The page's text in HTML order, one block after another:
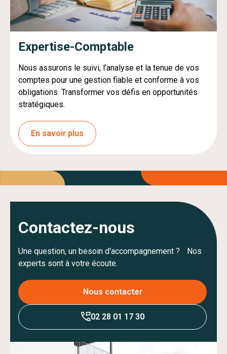
Expertise-Comptable
Nous assurons le suivi, l’analyse et la tenue de vos
comptes pour une gestion fiable et conforme à vos
obligations. Transformer vos défis en opportunités
stratégiques.
En savoir plus
Contactez-nous
Une question, un besoin d'accompagnement ? Nos
experts sont à votre écoute.
Nous contacter
02 28 01 17 30